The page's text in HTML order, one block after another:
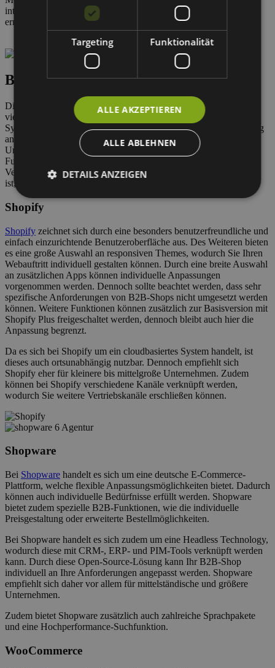
integrieren und so einen ungehinderten Datenaustausch zu
ermöglichen.
B2B-Shop-Systeme
Die Erstellung eines B2B-Webshops ist ebenso individuell und
vielfältig wie ein Unternehmen. Die verschiedenen B2B-Shop-
Systeme bieten die unterschiedlichsten Lösungen für die Erstellung
an. Bei der Auswahl sollten die verschiedensten Faktoren wie Ihre
Unternehmensgröße, verfügbares Budget, die gewünschten
Funktionen und auch die Skalierbarkeit beachtet werden.
Vergewissern Sie sich, dass die gewählte Plattform flexibel genug
ist, um die Bedürfnisse Ihrer B2B-Kunden umzusetzen.
Shopify
Shopify zeichnet sich durch eine besonders benutzerfreundliche und
einfach einzurichtende Benutzeroberfläche aus. Des Weiteren bieten
es eine große Auswahl an responsiven Themes, wodurch Sie Ihren
Webauftritt individuell gestalten können. Durch eine breite Auswahl
an zusätzlichen Apps können individuelle Anpassungen
vorgenommen werden. Dennoch sollte beachtet werden, dass sehr
spezifische Anforderungen von B2B-Shops nicht umgesetzt werden
können. Weitere Funktionen können zusätzlich zur Basisversion mit
Shopify Plus freigeschaltet werden, dennoch bleibt auch hier die
Anpassung begrenzt.
Da es sich bei Shopify um ein cloudbasiertes System handelt, ist
dieses auch ortsunabhängig nutzbar. Dennoch empfiehlt sich
Shopify eher für kleinere bis mittelgroße Unternehmen. Zudem
können bei Shopify verschiedene Kanäle verknüpft werden,
wodurch Sie weitere Vertriebskanäle erschließen können.
Shopware
Bei Shopware handelt es sich um eine deutsche E-Commerce-
Plattform, welche flexible Anpassungsmöglichkeiten bietet. Dadurch
können auch individuelle Bedürfnisse erfüllt werden. Shopware
bietet zudem spezielle B2B-Funktionen, wie die individuelle
Preisgestaltung oder erweiterte Bestellmöglichkeiten.
Bei Shopware handelt es sich zudem um eine Headless Technology,
wodurch diese mit CRM-, ERP- und PIM-Tools verknüpft werden
kann. Durch diese Open-Source-Lösung kann Ihr B2B-Shop
individuell an Ihre Anforderungen angepasst werden. Shopware
empfiehlt sich daher vor allem für mittelständische und größere
Unternehmen.
Zudem bietet Shopware zusätzlich auch zahlreiche Sprachpakete
und eine Hochperformance-Suchfunktion.
WooCommerce
Targeting Funktionalität
ALLE AKZEPTIEREN
ALLE ABLEHNEN
DETAILS ANZEIGEN